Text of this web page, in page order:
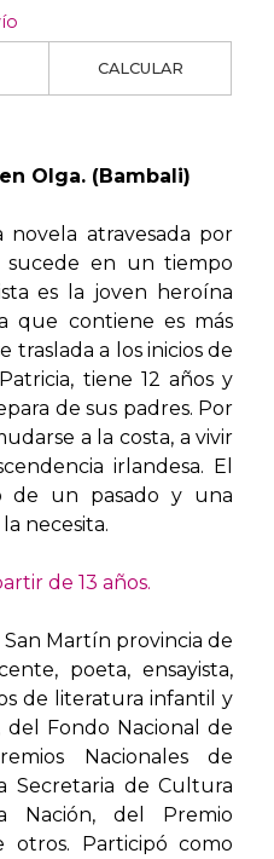
CALCULAR
Olga. (Bambali)
atravesada por
sucede en un tiempo
es la joven heroína
que contiene es más
traslada a los inicios de
tiene 12 años y
de sus padres. Por
a la costa, a vivir
irlandesa. El
de un pasado y una
necesita.
de 13 años.
Martín provincia de
poeta, ensayista,
de literatura infantil y
del Fondo Nacional de
Nacionales de
Secretaria de Cultura
Nación, del Premio
otros. Participó como